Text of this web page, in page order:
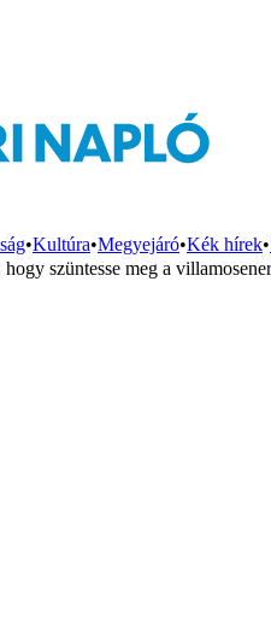
•Kultúra•Megyejáró•Kék hírek•
szüntesse meg a